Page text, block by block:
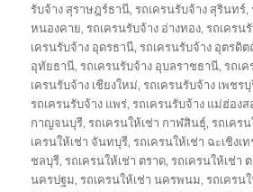
รับจ้าง สุราษฎร์ธานี,รถเครนรับจ้าง สุรินทร์,
หนองคาย,รถเครนรับจ้าง อ่างทอง,รถเครน
เครนรับจ้าง อุดรธานี,รถเครนรับจ้าง อุตรดิต
อุทัยธานี,รถเครนรับจ้าง อุบลราชธานี,รถเค
เครนรับจ้าง เชียงใหม่,รถเครนรับจ้าง เพชร
รถเครนรับจ้าง แพร่,รถเครนรับจ้าง แม่ฮ่อง
กาญจนบุรี,รถเครนให้เช่า กาฬสินธุ์,รถเคร
เครนให้เช่า จันทบุรี,รถเครนให้เช่า ฉะเชิงเท
ชลบุรี,รถเครนให้เช่า ตราด,รถเครนให้เช่า
นครปฐม,รถเครนให้เช่า นครพนม,รถเครน